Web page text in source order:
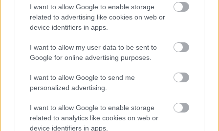
I want to allow Google to enable storage
related to advertising like cookies on web or
device identifiers in apps.
I want to allow my user data to be sent to
Google for online advertising purposes.
I want to allow Google to send me
personalized advertising.
I want to allow Google to enable storage
related to analytics like cookies on web or
device identifiers in apps.